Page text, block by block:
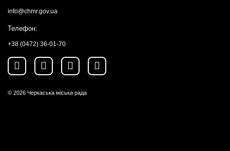
info@chmr.gov.ua
Телефон:
+38 (0472) 36-01-70
© 2026 Черкаська міська рада